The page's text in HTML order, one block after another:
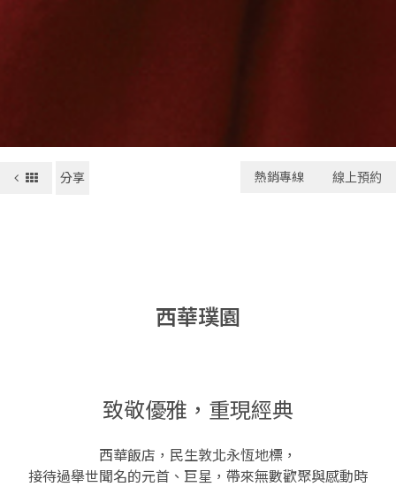
分享 線上預約
熱銷專線
西華璞園
致敬優雅，重現經典
西華飯店，民生敦北永恆地標，
接待過舉世聞名的元首、巨星，帶來無數歡聚與感動時